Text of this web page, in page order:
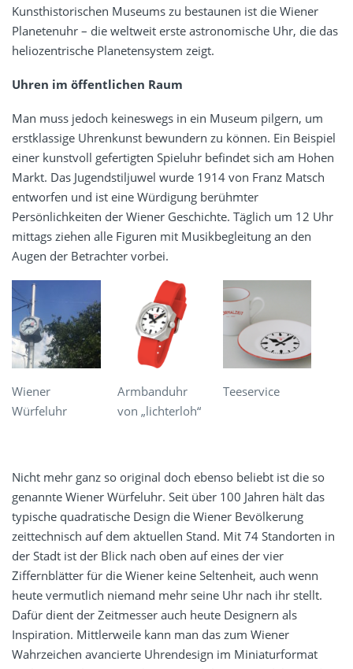
Kunsthistorischen Museums zu bestaunen ist die Wiener
Planetenuhr – die weltweit erste astronomische Uhr, die das
heliozentrische Planetensystem zeigt.
Uhren im öffentlichen Raum
Man muss jedoch keineswegs in ein Museum pilgern, um
erstklassige Uhrenkunst bewundern zu können. Ein Beispiel
einer kunstvoll gefertigten Spieluhr befindet sich am Hohen
Markt. Das Jugendstiljuwel wurde 1914 von Franz Matsch
entworfen und ist eine Würdigung berühmter
Persönlichkeiten der Wiener Geschichte. Täglich um 12 Uhr
mittags ziehen alle Figuren mit Musikbegleitung an den
Augen der Betrachter vorbei.
Wiener
Würfeluhr
Armbanduhr
von „lichterloh“
Teeservice
Nicht mehr ganz so original doch ebenso beliebt ist die so
genannte Wiener Würfeluhr. Seit über 100 Jahren hält das
typische quadratische Design die Wiener Bevölkerung
zeittechnisch auf dem aktuellen Stand. Mit 74 Standorten in
der Stadt ist der Blick nach oben auf eines der vier
Ziffernblätter für die Wiener keine Seltenheit, auch wenn
heute vermutlich niemand mehr seine Uhr nach ihr stellt.
Dafür dient der Zeitmesser auch heute Designern als
Inspiration. Mittlerweile kann man das zum Wiener
Wahrzeichen avancierte Uhrendesign im Miniaturformat